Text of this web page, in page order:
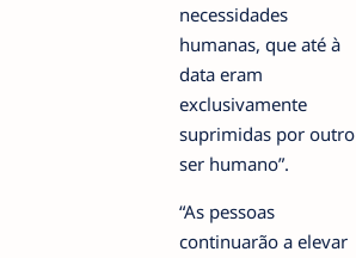
necessidades
humanas, que até à
data eram
exclusivamente
suprimidas por outro
ser humano”.
“As pessoas
continuarão a elevar